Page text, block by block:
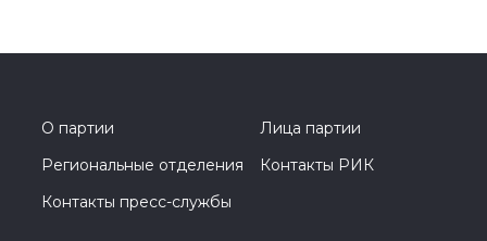
О партии
Лица партии
Региональные отделения
Контакты РИК
Контакты пресс-службы